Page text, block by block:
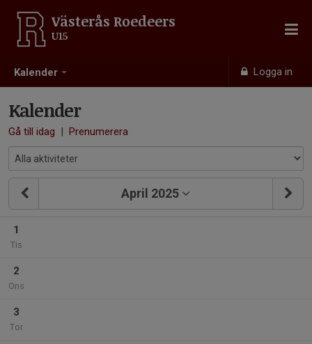
Kalender Logga in
Västerås Roedeers
U15
Kalender
Gå till idag | Prenumerera
April 2025
1
Tis
2
Ons
3
Tor